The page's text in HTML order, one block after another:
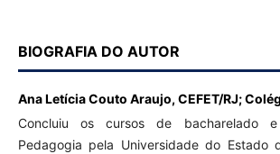
BIOGRAFIA DO AUTOR
Ana Letícia Couto Araujo, CEFET/RJ;
Concluiu os cursos de bacharelado
Pedagogia pela Universidade do Estado